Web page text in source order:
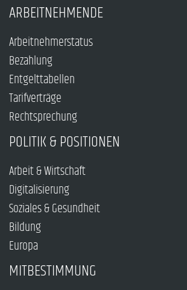
ARBEITNEHMENDE
Arbeitnehmerstatus
Bezahlung
Entgelttabellen
Tarifverträge
Rechtsprechung
POLITIK & POSITIONEN
Arbeit & Wirtschaft
Digitalisierung
Soziales & Gesundheit
Bildung
Europa
MITBESTIMMUNG